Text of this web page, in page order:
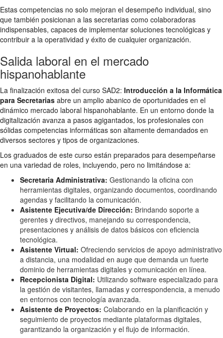
Estas competencias no solo mejoran el desempeño individual, sino
que también posicionan a las secretarias como colaboradoras
indispensables, capaces de implementar soluciones tecnológicas y
contribuir a la operatividad y éxito de cualquier organización.
Salida laboral en el mercado
hispanohablante
La finalización exitosa del curso SAD2: Introducción a la Informática
para Secretarias abre un amplio abanico de oportunidades en el
dinámico mercado laboral hispanohablante. En un entorno donde la
digitalización avanza a pasos agigantados, los profesionales con
sólidas competencias informáticas son altamente demandados en
diversos sectores y tipos de organizaciones.
Los graduados de este curso están preparados para desempeñarse
en una variedad de roles, incluyendo, pero no limitándose a:
Secretaria Administrativa: Gestionando la oficina con
herramientas digitales, organizando documentos, coordinando
agendas y facilitando la comunicación.
Asistente Ejecutiva/de Dirección: Brindando soporte a
gerentes y directivos, manejando su correspondencia,
presentaciones y análisis de datos básicos con eficiencia
tecnológica.
Asistente Virtual: Ofreciendo servicios de apoyo administrativo
a distancia, una modalidad en auge que demanda un fuerte
dominio de herramientas digitales y comunicación en línea.
Recepcionista Digital: Utilizando software especializado para
la gestión de visitantes, llamadas y correspondencia, a menudo
en entornos con tecnología avanzada.
Asistente de Proyectos: Colaborando en la planificación y
seguimiento de proyectos mediante plataformas digitales,
garantizando la organización y el flujo de información.